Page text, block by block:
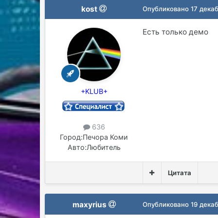
kost
+KLUB+
636
Город:Печора Коми
Авто:Любитель
Опубликовано17
Есть только демо
Цитата
maxyrius Опубликовано19